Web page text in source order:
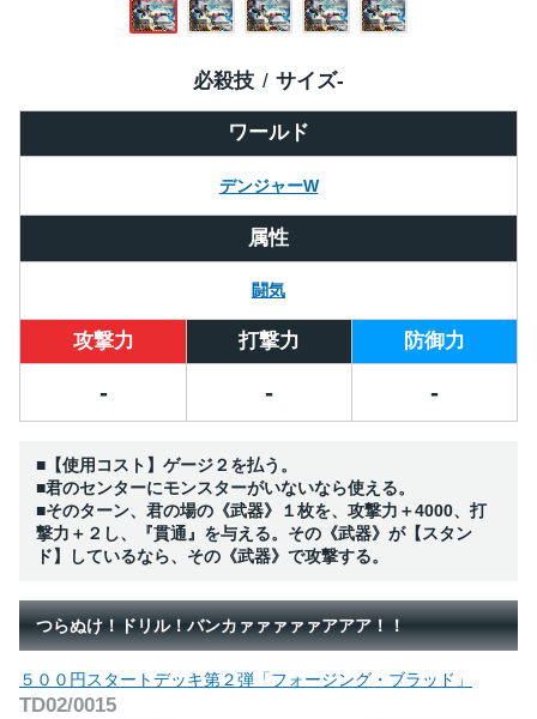
ワールド
デンジャーW
必殺技 サイズ-
属性
闘気
攻撃力 打撃力 防御力
- - -
■【使用コスト】ゲージ２を払う。
■君のセンターにモンスターがいないなら使える。
■そのターン、君の場の《武器》１枚を、攻撃力＋4000、打
撃力＋２し、『貫通』を与える。その《武器》が【スタン
ド】しているなら、その《武器》で攻撃する。
つらぬけ！ドリル！バンカァァァァァアアア！！
５００円スタートデッキ第２弾「フォージング・ブラッド」
TD02/0015